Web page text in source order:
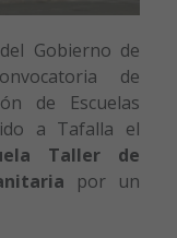
Gobierno de
de
de Escuelas
a Tafalla el
Taller de
por un